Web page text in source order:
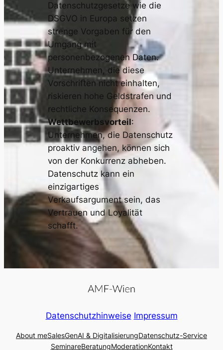
Datenschutzgesetze wie die
DSGVO in Europa setzen
strenge Vorgaben für den
Umgang mit
personenbezogenen Daten.
Unternehmen, die diese
Vorschriften nicht einhalten,
riskieren hohe Geldstrafen und
rechtliche Konsequenzen.
Wettbewerbsvorteil:
Unternehmen, die Datenschutz
proaktiv angehen, können sich
von der Konkurrenz abheben.
Datenschutz kann ein
einzigartiges
Verkaufsargument sein, das
Vertrauen und Loyalität
schafft.
Datenschutzhinweise Impressum
About meSalesGenAI & DigitalisierungDatenschutz-Service
SeminareBeratungModerationKontakt